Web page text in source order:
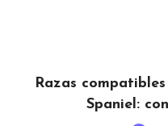
Razas
Spaniel: